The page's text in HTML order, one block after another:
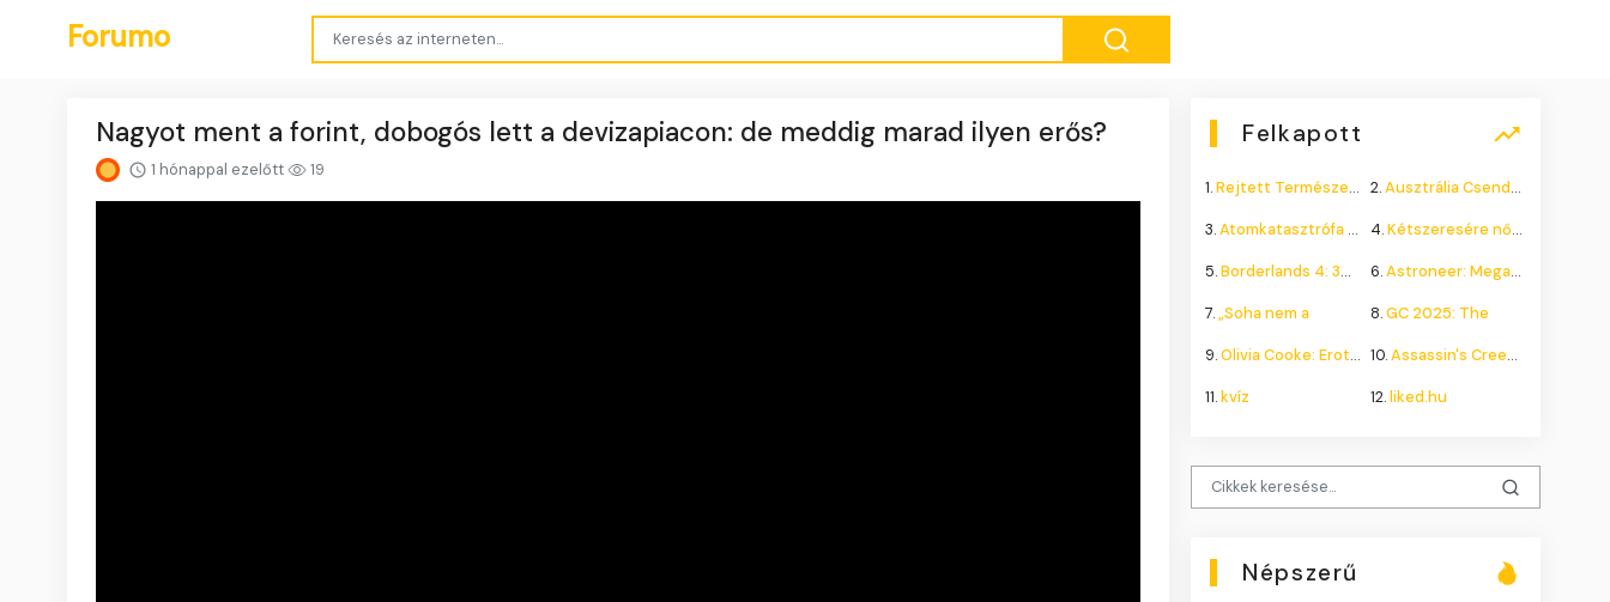
Forumo
Nagyot ment a forint, dobogós lett a devizapiacon: de meddig marad ilyen erős?
1 hónappal ezelőtt 19
Felkapott
1.Rejtett Természeti Csoda 2.Ausztrália Csendes Összeomlása
3.Atomkatasztrófa 1985: A 4.Kétszeresére nőhet a
5.Borderlands 4: 300.000+ 6.Astroneer: Megatech DLC
7.„Soha nem a 8.GC 2025: The
9.Olivia Cooke: Erotikus 10.Assassin's Creed Shadows
11.kvíz 12.liked.hu
Népszerű